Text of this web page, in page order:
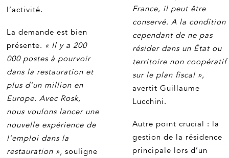
l’activité.
La demande est bien
présente. « Il y a 200
000 postes à pourvoir
dans la restauration et
plus d’un million en
Europe. Avec Rosk,
nous voulons lancer une
nouvelle expérience de
l’emploi dans la
restauration », souligne
France, il peut être
conservé. A la condition
cependant de ne pas
résider dans un État ou
territoire non coopératif
sur le plan fiscal »,
avertit Guillaume
Lucchini.
Autre point crucial : la
gestion de la résidence
principale lors d’un